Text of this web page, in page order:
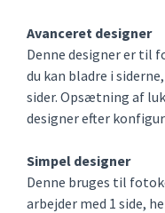
Avanceret designer
Denne designer er til
du kan bladre i
sider. Opsætning af
designer efter
Simpel designer
Denne bruges til
arbejder med 1 side,